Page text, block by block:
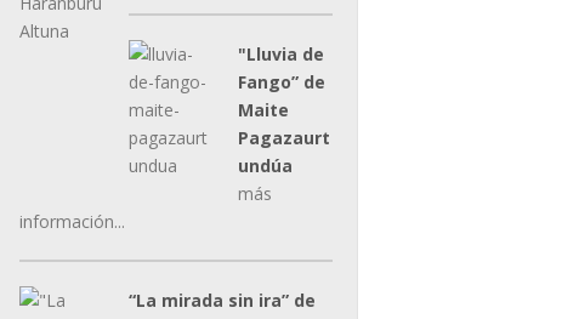
"Lluvia de
Fango” de
Maite
Pagazaurt
undúa
más
información...
“La mirada sin ira” de